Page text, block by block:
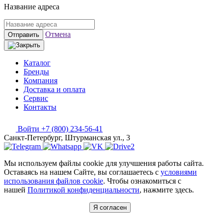
Название адреса
Отправить Отмена
Каталог
Бренды
Компания
Доставка и оплата
Сервис
Контакты
Войти +7 (800) 234-56-41
Санкт-Петербург, Штурманская ул., 3
Мы используем файлы cookie для улучшения работы сайта.
Оставаясь на нашем Сайте, вы соглашаетесь с условиями
использования файлов cookie. Чтобы ознакомиться с
нашей Политикой конфиденциальности, нажмите здесь.
Я согласен